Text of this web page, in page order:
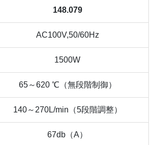
148.079
AC100V,50/60Hz
1500W
65～620 ℃（無段階制御）
140～270L/min（5段階調整）
67db（A）